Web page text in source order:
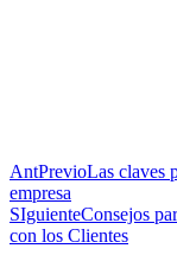
AntPrevioLas claves
empresa
SIguienteConsejos
con los Clientes